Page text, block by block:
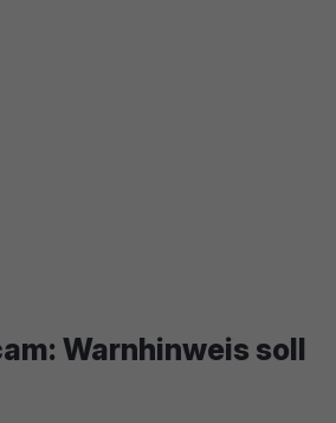
Warnhinweis soll